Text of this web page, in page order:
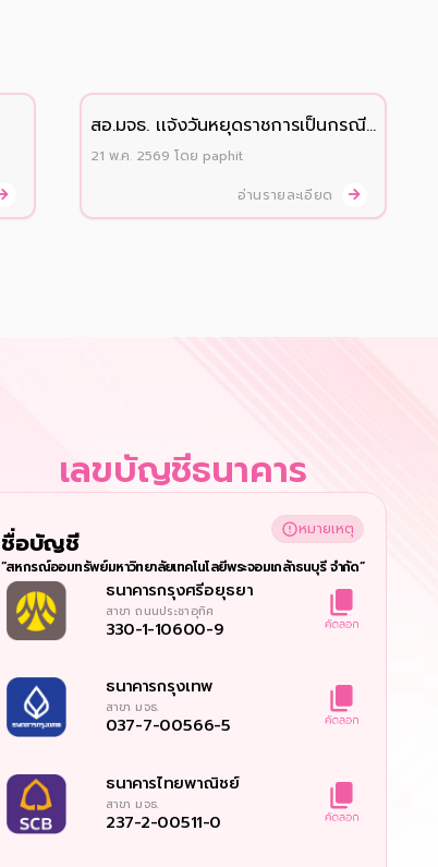
สอ.มจธ. เเจ้งวันหยุดราชการเป็นกรณี
พิเศษ ประจำปี 2569 (เพิ่มเติม)
21 พ.ค. 2569 โดย paphit
อ่านรายละเอียด
เลขบัญชีธนาคาร
ชื่อบัญชี
หมายเหตุ
“สหกรณ์ออมทรัพย์มหาวิทยาลัยเทคโนโลยีพระจอมเกล้าธนบุรี จำกัด”
ธนาคารกรุงศรีอยุธยา
สาขาถนนประชาอุทิศ
330-1-10600-9
ธนาคารกรุงเทพ
สาขา มจธ.
037-7-00566-5
ธนาคารไทยพาณิชย์
สาขา มจธ.
237-2-00511-0